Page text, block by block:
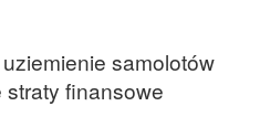
samolotów
finansowe